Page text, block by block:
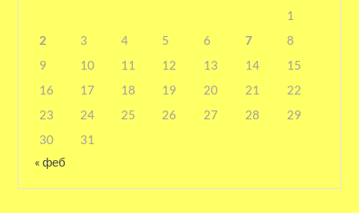
1
2
3 4 5 6 7
8
9
10 11 12 13 14
15
16
17 18 19 20 21
22
23
24 25 26 27 28
29
30
31
« феб